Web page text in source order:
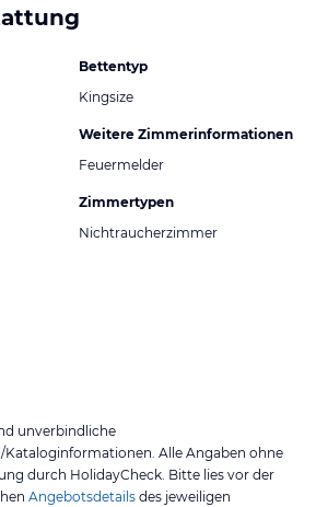
Bettentyp
Kingsize
Weitere Zimmerinformationen
Feuermelder
Zimmertypen
Nichtraucherzimmer
unverbindliche
Kataloginformationen. Alle Angaben ohne
durch HolidayCheck. Bitte lies vor der
Angebotsdetails des jeweiligen